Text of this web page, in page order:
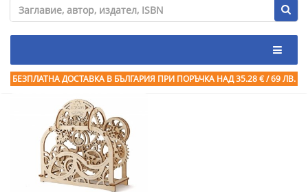
БЕЗПЛАТНА ДОСТАВКА В БЪЛГАРИЯ ПРИ ПОРЪЧКА НАД 35.28 € / 69 ЛВ.